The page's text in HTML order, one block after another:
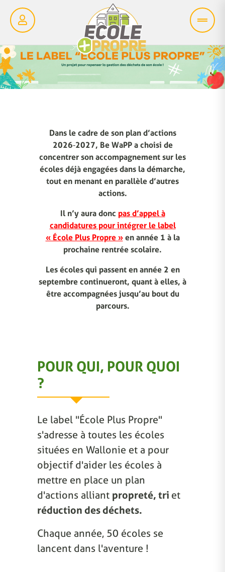
Dans le cadre de son plan d’actions
2026‑2027, Be WaPP a choisi de
concentrer son accompagnement sur les
écoles déjà engagées dans la démarche,
tout en menant en parallèle d’autres
actions.
Il n’y aura donc pas d’appel à
candidatures pour intégrer le label
« École Plus Propre »en année 1 à la
prochaine rentrée scolaire.
Les écoles qui passent en année 2 en
septembre continueront, quant à elles, à
être accompagnées jusqu’au bout du
parcours.
POUR QUI, POUR QUOI
?
Le label "École Plus Propre"
s'adresse à toutes les écoles
situées en Wallonie et a pour
objectif d'aider les écoles à
mettre en place un plan
d'actions alliant propreté, tri et
réduction des déchets.
Chaque année, 50 écoles se
lancent dans l'aventure !